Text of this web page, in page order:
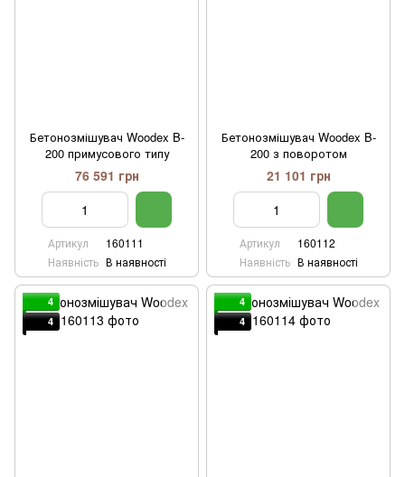
Бетонозмішувач Woodex B-
200 примусового типу
76 591 грн
Артикул
160111
Наявність В наявності
Бетонозмішувач Woodex B-
200 з поворотом
21 101 грн
Артикул
160112
Наявність В наявності
4
4
4
4